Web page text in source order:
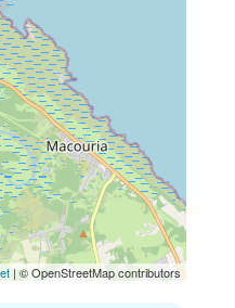
| © OpenStreetMap contributors